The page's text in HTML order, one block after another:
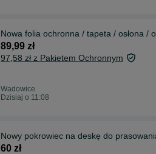
Nowa folia ochronna / tapeta / osłona /
89,99 zł
97,58 zł z Pakietem Ochronnym
Wadowice
Dzisiaj o 11:08
Nowy pokrowiec na deskę do
60 zł